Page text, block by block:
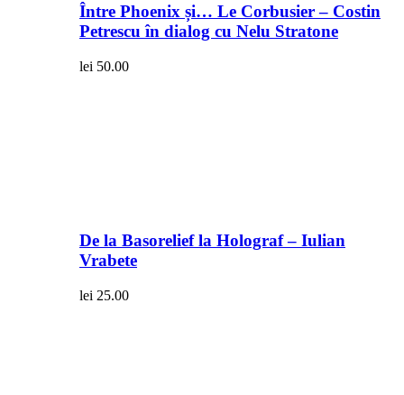
Între Phoenix și… Le Corbusier – Costin
Petrescu în dialog cu Nelu Stratone
lei 50.00
De la Basorelief la Holograf – Iulian
Vrabete
lei 25.00